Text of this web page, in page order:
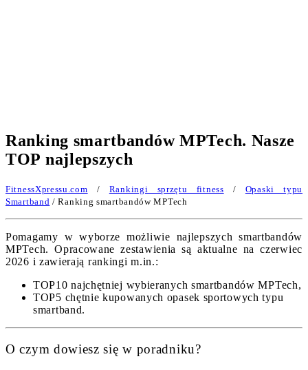
Ranking smartbandów MPTech. Nasze
TOP najlepszych
FitnessXpressu.com / Rankingi sprzętu fitness / Opaski typu
Smartband / Ranking smartbandów MPTech
Pomagamy w wyborze możliwie najlepszych smartbandów
MPTech. Opracowane zestawienia są aktualne na czerwiec
2026 i zawierają rankingi m.in.:
TOP10 najchętniej wybieranych smartbandów MPTech,
TOP5 chętnie kupowanych opasek sportowych typu
smartband.
O czym dowiesz się w poradniku?